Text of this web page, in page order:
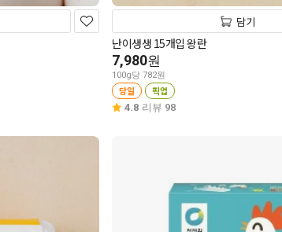
담기
난이생생 15개입 왕란
7,980원
100g당 782원
당일 픽업
4.8 리뷰 98